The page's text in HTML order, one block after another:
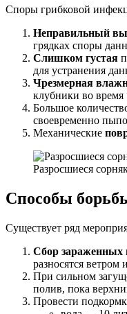
Споры грибковой
Неправильный
грядках споры
Слишком густая
для устранения
Чрезмерная
клубники во время
Большое
своевременно
Механические
Разросшиеся
Способы
Существует ряд
Сбор зараженных
разносятся ветром
При сильном
полив, пока
Провести